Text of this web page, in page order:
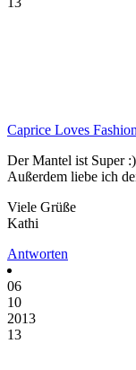
Caprice Loves Fashion
Der Mantel ist Super :)
Außerdem liebe ich
Viele Grüße
Kathi
Antworten
06
10
2013
13